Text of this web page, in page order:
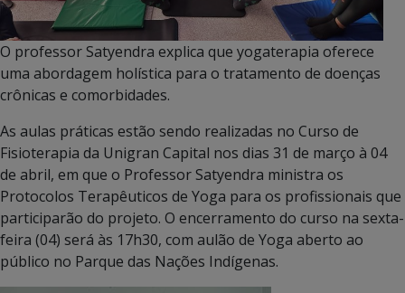
O professor Satyendra explica que yogaterapia oferece
uma abordagem holística para o tratamento de doenças
crônicas e comorbidades.
As aulas práticas estão sendo realizadas no Curso de
Fisioterapia da Unigran Capital nos dias 31 de março à 04
de abril, em que o Professor Satyendra ministra os
Protocolos Terapêuticos de Yoga para os profissionais que
participarão do projeto. O encerramento do curso na sexta-
feira (04) será às 17h30, com aulão de Yoga aberto ao
público no Parque das Nações Indígenas.